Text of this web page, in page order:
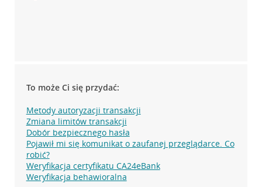
To może Ci się przydać:
Metody autoryzacji transakcji
Zmiana limitów transakcji
Dobór bezpiecznego hasła
Pojawił mi się komunikat o zaufanej przeglądarce. Co
robić?
Weryfikacja certyfikatu CA24eBank
Weryfikacja behawioralna